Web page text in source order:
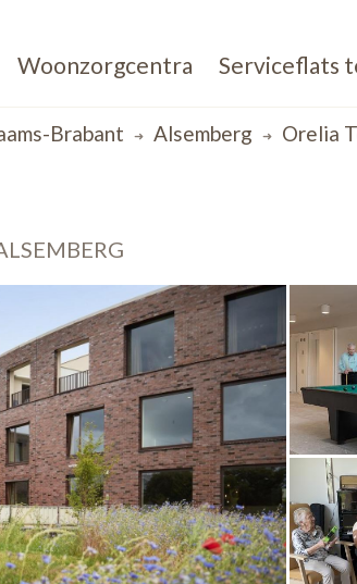
Woonzorgcentra Serviceflats
Brabant Alsemberg Orelia